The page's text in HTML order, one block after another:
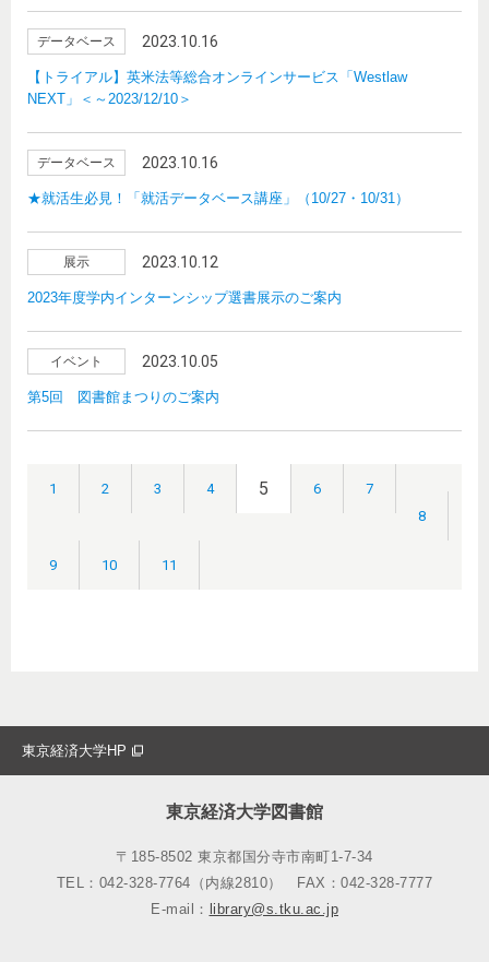
データベース 2023.10.16
【トライアル】英米法等総合オンラインサービス「Westlaw
NEXT」＜～2023/12/10＞
データベース 2023.10.16
★就活生必見！「就活データベース講座」（10/27・10/31）
展示 2023.10.12
2023年度学内インターンシップ選書展示のご案内
イベント 2023.10.05
第5回 図書館まつりのご案内
1 2 3 4 5 6
7
8
9 10 11
東京経済大学HP
東京経済大学図書館
〒185-8502 東京都国分寺市南町1-7-34
TEL：042-328-7764（内線2810）
FAX：042-328-7777
E-mail：
library@s.tku.ac.jp